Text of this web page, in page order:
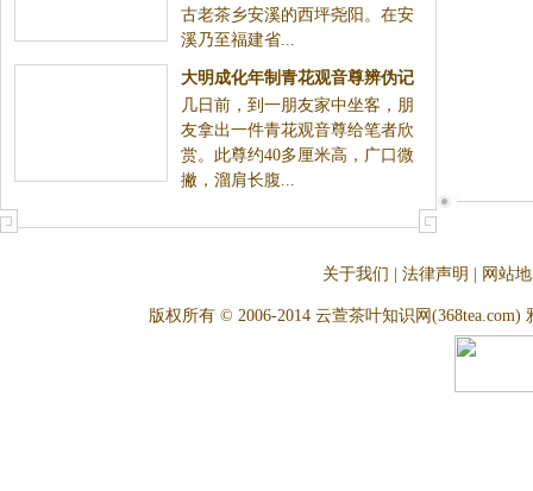
古老茶乡安溪的西坪尧阳。在安
溪乃至福建省...
大明成化年制青花观音尊辨伪记
几日前，到一朋友家中坐客，朋
友拿出一件青花观音尊给笔者欣
赏。此尊约40多厘米高，广口微
撇，溜肩长腹...
关于我们 法律声明 网站
版权所有 © 2006-2014 云萱茶叶知识网